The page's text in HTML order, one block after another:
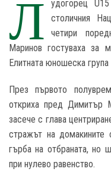
Л
удогорец
столичния
четири
Маринов гостуваха за
Елитната юношеска
През първото
откриха пред Димитър
засече с глава
стражът на домакините
гърба на отбраната, но
при нулево равенство.